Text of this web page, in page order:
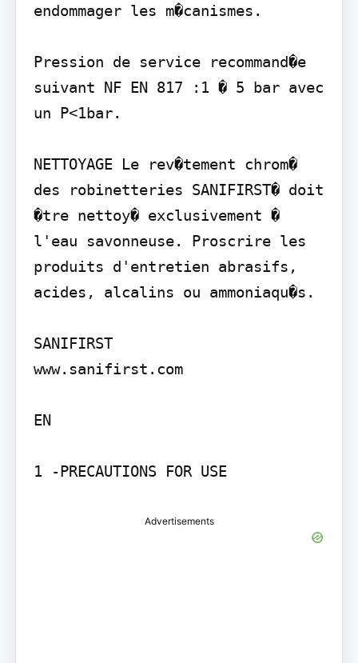
endommager les m�canismes.
Pression de service recommand�e
suivant NF EN 817 :1 � 5 bar avec
un P<1bar.
NETTOYAGE Le rev�tement chrom�
des robinetteries SANIFIRST� doit
�tre nettoy� exclusivement �
l'eau savonneuse. Proscrire les
produits d'entretien abrasifs,
acides, alcalins ou ammoniaqu�s.
SANIFIRST
www.sanifirst.com
EN
1 -PRECAUTIONS FOR USE
Advertisements